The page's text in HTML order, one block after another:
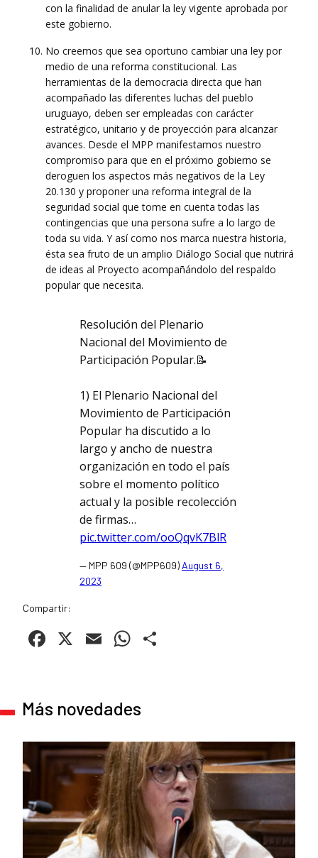
con la finalidad de anular la ley vigente aprobada por
este gobierno.
No creemos que sea oportuno cambiar una ley por
medio de una reforma constitucional. Las
herramientas de la democracia directa que han
acompañado las diferentes luchas del pueblo
uruguayo, deben ser empleadas con carácter
estratégico, unitario y de proyección para alcanzar
avances. Desde el MPP manifestamos nuestro
compromiso para que en el próximo gobierno se
deroguen los aspectos más negativos de la Ley
20.130 y proponer una reforma integral de la
seguridad social que tome en cuenta todas las
contingencias que una persona sufre a lo largo de
toda su vida. Y así como nos marca nuestra historia,
ésta sea fruto de un amplio Diálogo Social que nutrirá
de ideas al Proyecto acompañándolo del respaldo
popular que necesita.
Resolución del Plenario
Nacional del Movimiento de
Participación Popular.📝
1) El Plenario Nacional del
Movimiento de Participación
Popular ha discutido a lo
largo y ancho de nuestra
organización en todo el país
sobre el momento político
actual y la posible recolección
de firmas…
pic.twitter.com/ooQqvK7BlR
— MPP 609 (@MPP609) August 6,
2023
Compartir:
Facebook
X EmailWhatsApp
Más novedades